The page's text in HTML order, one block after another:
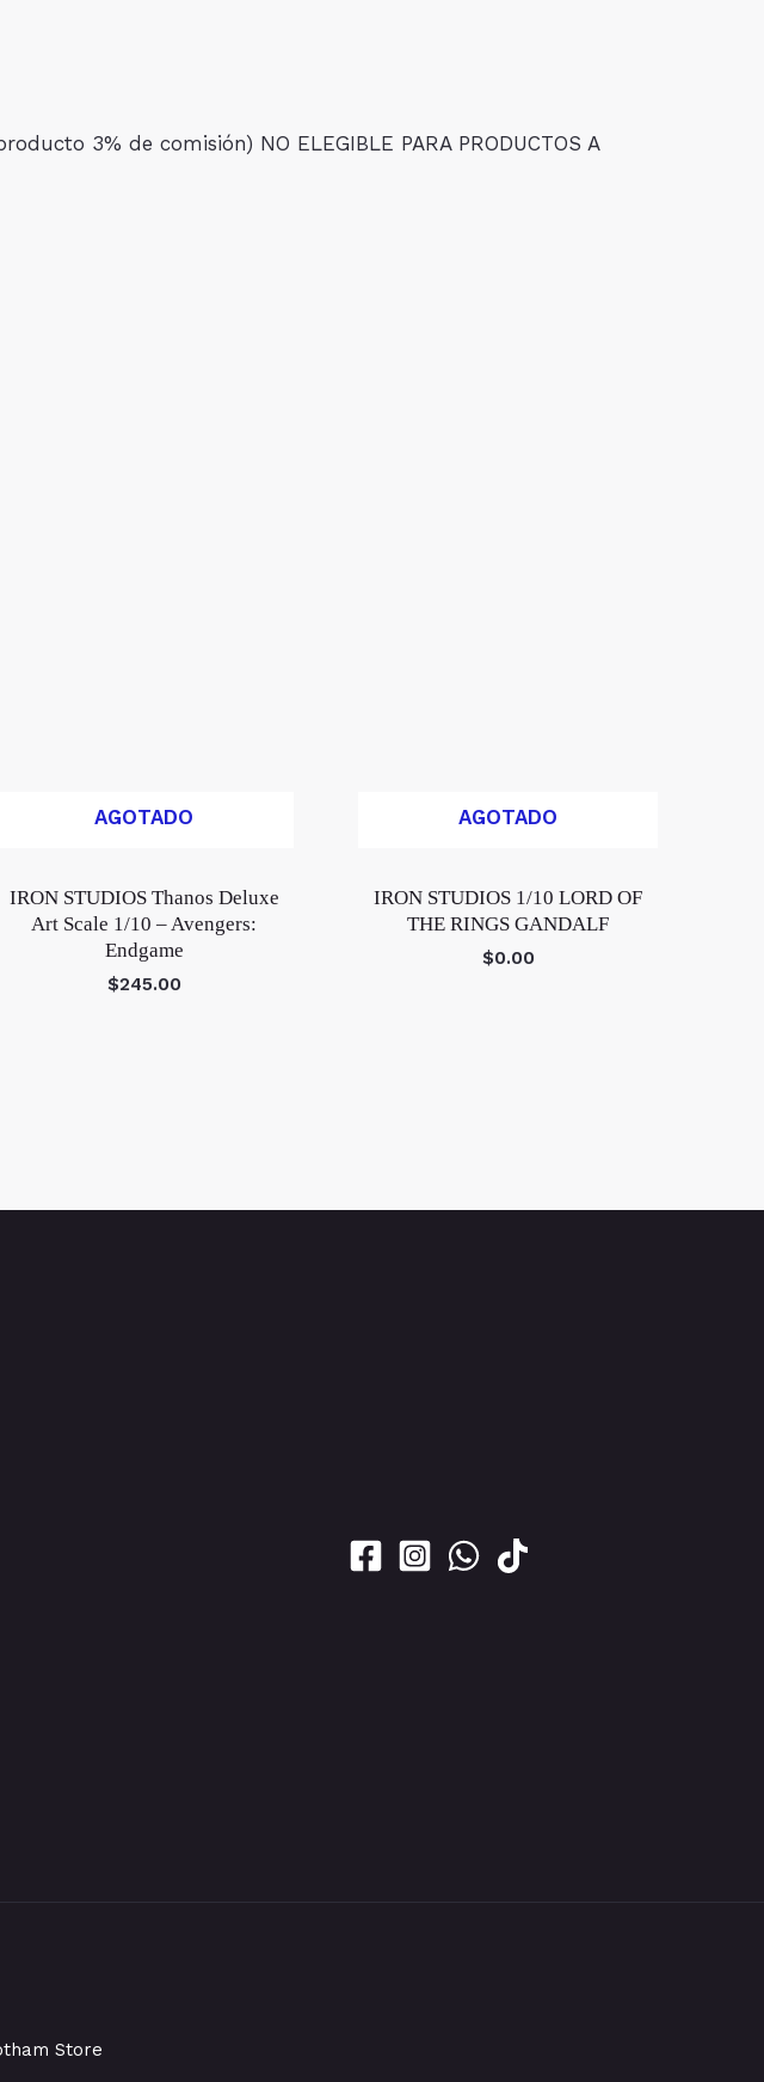
3% de comisión) NO ELEGIBLE PARA PRODUCTOS A
AGOTADO
IRON STUDIOS Thanos Deluxe
Art Scale 1/10 – Avengers:
Endgame
$245.00
AGOTADO
IRON STUDIOS 1/10 LORD OF
THE RINGS GANDALF
$0.00
Store